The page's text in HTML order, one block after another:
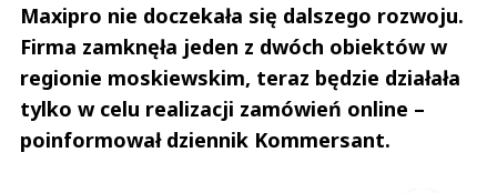
Maxipro nie doczekała się dalszego rozwoju.
Firma zamknęła jeden z dwóch obiektów w
regionie moskiewskim, teraz będzie działała
tylko w celu realizacji zamówień online –
poinformował dziennik Kommersant.